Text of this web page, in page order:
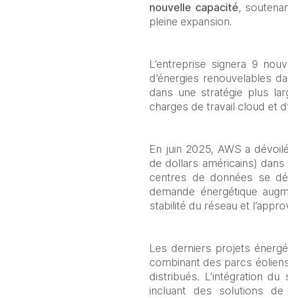
nouvelle capacité,
pleine expansion.
L’entreprise signera 9
d’énergies renouvelables
dans une stratégie plus
charges de travail cloud et
En juin 2025, AWS a
de dollars américains)
centres de données se
demande énergétique
stabilité du réseau et
Les derniers projets
combinant des parcs
distribués. L’intégration
incluant des solutions